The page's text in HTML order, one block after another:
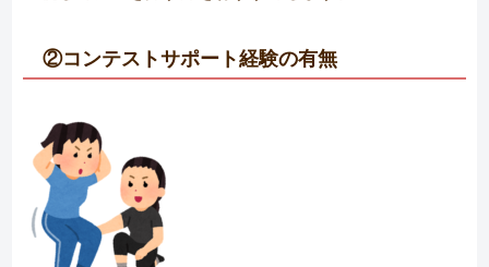
②コンテストサポート経験の有無